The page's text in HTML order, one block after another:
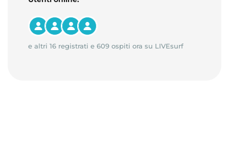
e altri 16 registrati e 609 ospiti ora su LIVEsurf